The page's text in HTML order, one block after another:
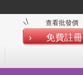
查看批發價
免費註冊